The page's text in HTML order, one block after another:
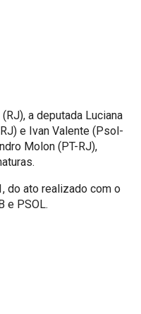
a deputada Luciana
e Ivan Valente (Psol-
Molon (PT-RJ),
do ato realizado com o
e PSOL.